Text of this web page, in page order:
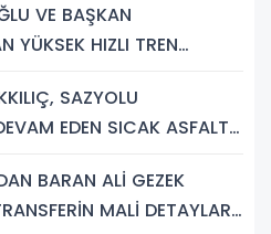
VE BAŞKAN
YÜKSEK HIZLI TREN
SAZYOLU
EDEN SICAK ASFALT
BARAN ALİ GEZEK
MALİ DETAYLARI